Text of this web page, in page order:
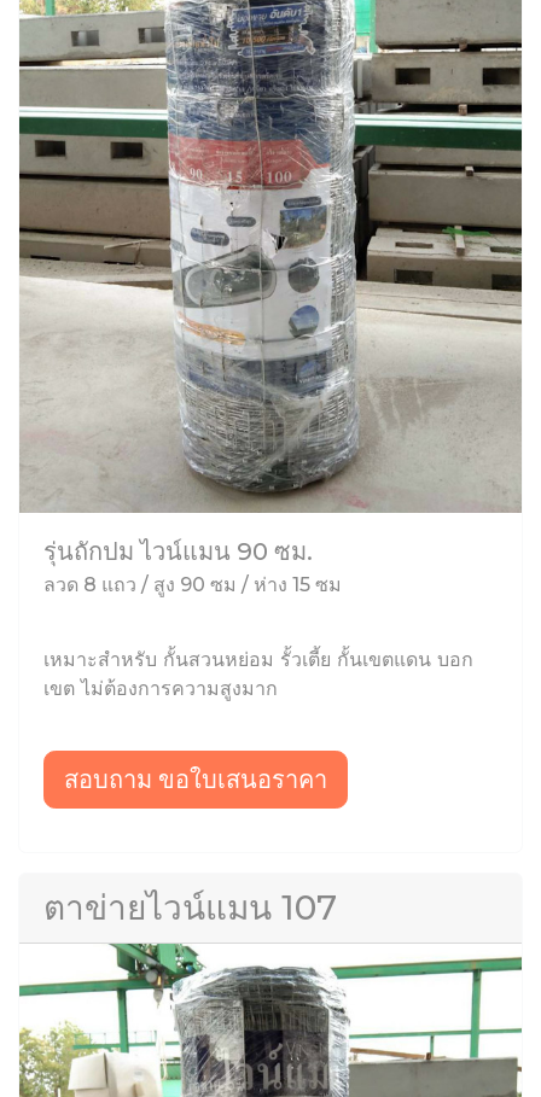
รุ่นถักปม ไวน์แมน 90 ซม.
ลวด 8 แถว / สูง 90 ซม / ห่าง 15 ซม
เหมาะสำหรับ กั้นสวนหย่อม รั้วเตี้ย กั้นเขตแดน บอก
เขต ไม่ต้องการความสูงมาก
สอบถาม ขอใบเสนอราคา
ตาข่ายไวน์แมน 107